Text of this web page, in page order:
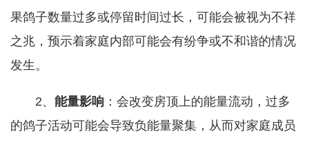
果鸽子数量过多或停留时间过长，可能会被视为不祥
之兆，预示着家庭内部可能会有纷争或不和谐的情况
发生。
2、 能量影响 ：会改变房顶上的能量流动，过多
的鸽子活动可能会导致负能量聚集，从而对家庭成员